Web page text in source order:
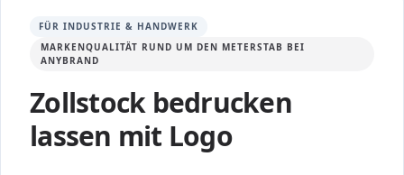
FÜR INDUSTRIE & HANDWERK
MARKENQUALITÄT RUND UM DEN METERSTAB BEI
ANYBRAND
Zollstock bedrucken
lassen mit Logo